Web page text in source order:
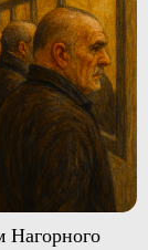
Нагорного